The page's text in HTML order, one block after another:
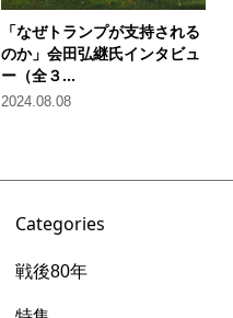
「なぜトランプが支持される
のか」会田弘継氏インタビュ
ー（全３...
2024.08.08
Categories
戦後80年